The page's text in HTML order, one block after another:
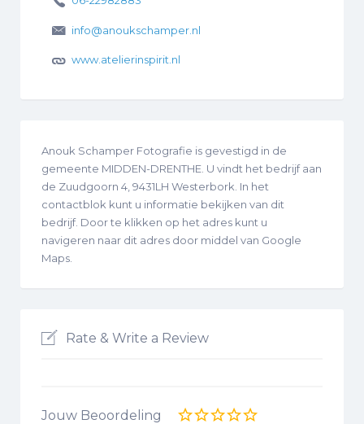
info@anoukschamper.nl
www.atelierinspirit.nl
Anouk Schamper Fotografie is gevestigd in de
gemeente MIDDEN-DRENTHE. U vindt het bedrijf aan
de Zuudgoorn 4, 9431LH Westerbork. In het
contactblok kunt u informatie bekijken van dit
bedrijf. Door te klikken op het adres kunt u
navigeren naar dit adres door middel van Google
Maps.
Rate & Write a Review
Jouw Beoordeling